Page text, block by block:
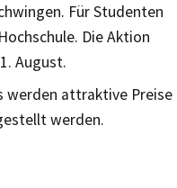
Für Studenten
Die Aktion
August.
werden attraktive Preise
werden.